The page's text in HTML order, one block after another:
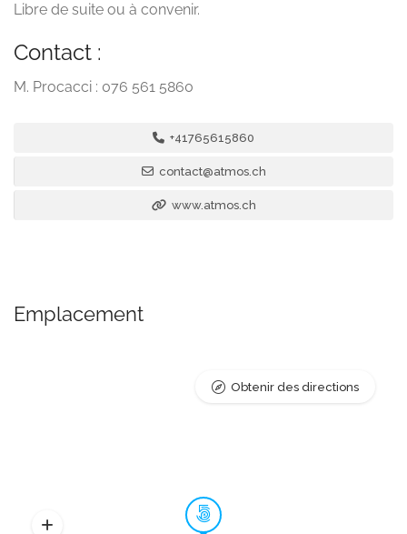
Libre de suite ou à convenir.
Contact :
M. Procacci : 076 561 5860
+41765615860
contact@atmos.ch
www.atmos.ch
Emplacement
Obtenir des directions